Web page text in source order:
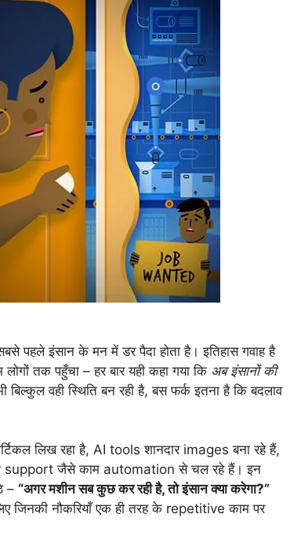
पहले इंसान के मन में डर पैदा होता है। इतिहास गवाह है
तक पहुँचा – हर बार यही कहा गया कि अब इंसानों की
वही स्थिति बन रही है, बस फर्क इतना है कि बदलाव
लिख रहा है, AI tools शानदार images बना रहे हैं,
support जैसे काम automation से चल रहे हैं। इन
– “अगर मशीन सब कुछ कर रही है, तो इंसान क्या करेगा?”
जिनकी नौकरियाँ एक ही तरह के repetitive काम पर